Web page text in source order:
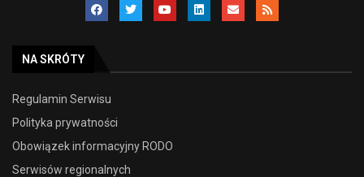
NA SKRÓTY
Regulamin Serwisu
Polityka prywatności
Obowiązek informacyjny RODO
Serwisów regionalnych